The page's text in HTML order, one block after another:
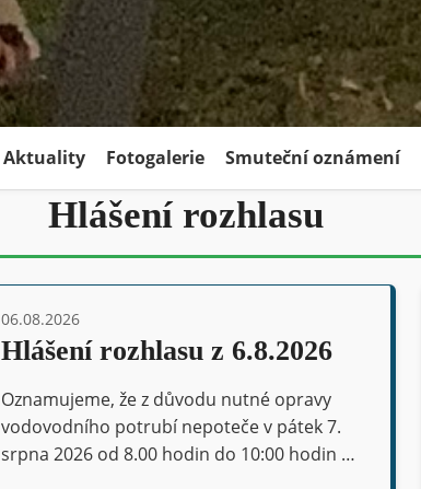
Aktuality Fotogalerie Smuteční oznámení
Hlášení rozhlasu
06.08.2026
Hlášení rozhlasu z 6.8.2026
Oznamujeme, že z důvodu nutné opravy
vodovodního potrubí nepoteče v pátek 7.
srpna 2026 od 8.00 hodin do 10:00 hodin …